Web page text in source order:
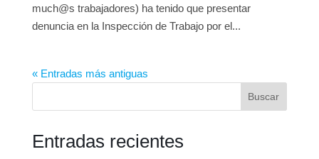
much@s trabajadores) ha tenido que presentar
denuncia en la Inspección de Trabajo por el...
« Entradas más antiguas
Buscar
Entradas recientes